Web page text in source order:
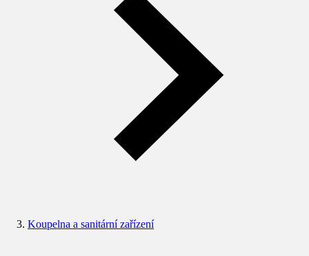
Koupelna a sanitární zařízení